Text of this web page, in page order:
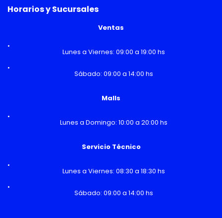
Horarios y Sucursales
Ventas
Lunes a Viernes: 09:00 a 19:00 hs
Sábado: 09:00 a 14:00 hs
Malls
Lunes a Domingo: 10:00 a 20:00 hs
Servicio Técnico
Lunes a Viernes: 08:30 a 18:30 hs
Sábado: 09:00 a 14:00 hs